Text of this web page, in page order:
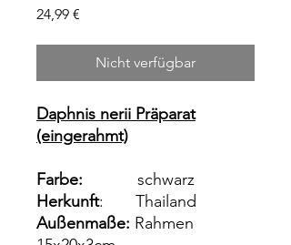
24,99 €
Nicht verfügbar
Daphnis nerii Präparat
(eingerahmt)
Farbe:
schwarz
Herkunft: Thailand
Außenmaße: Rahmen